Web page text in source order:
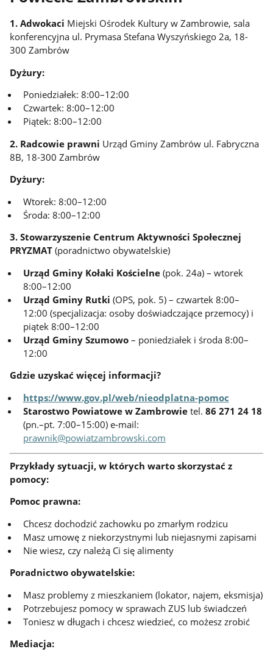
1. Adwokaci Miejski Ośrodek Kultury w Zambrowie, sala
konferencyjna ul. Prymasa Stefana Wyszyńskiego 2a, 18-
300 Zambrów
Dyżury:
Poniedziałek: 8:00–12:00
Czwartek: 8:00–12:00
Piątek: 8:00–12:00
2. Radcowie prawni Urząd Gminy Zambrów ul. Fabryczna
8B, 18-300 Zambrów
Dyżury:
Wtorek: 8:00–12:00
Środa: 8:00–12:00
3. Stowarzyszenie Centrum Aktywności Społecznej
PRYZMAT(poradnictwo obywatelskie)
Urząd Gminy Kołaki Kościelne(pok. 24a) – wtorek
8:00–12:00
Urząd Gminy Rutki (OPS, pok. 5) – czwartek 8:00–
12:00 (specjalizacja: osoby doświadczające przemocy) i
piątek 8:00–12:00
Urząd Gminy Szumowo– poniedziałek i środa 8:00–
12:00
Gdzie uzyskać więcej informacji?
https://www.gov.pl/web/nieodplatna-pomoc
Starostwo Powiatowe w Zambrowietel. 86 271 24 18
(pn.–pt. 7:00–15:00) e-mail:
prawnik@powiatzambrowski.com
Przykłady sytuacji, w których warto skorzystać z
pomocy:
Pomoc prawna:
Chcesz dochodzić zachowku po zmarłym rodzicu
Masz umowę z niekorzystnymi lub niejasnymi zapisami
Nie wiesz, czy należą Ci się alimenty
Poradnictwo obywatelskie:
Masz problemy z mieszkaniem (lokator, najem, eksmisja)
Potrzebujesz pomocy w sprawach ZUS lub świadczeń
Toniesz w długach i chcesz wiedzieć, co możesz zrobić
Mediacja: